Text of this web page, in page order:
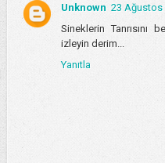
Unknown 23 Ağustos
Sineklerin
izleyin derim...
Yanıtla